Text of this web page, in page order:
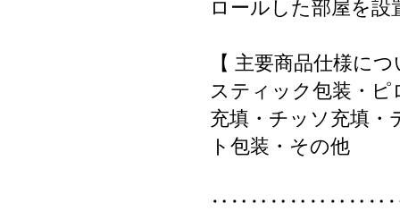
ロールした部屋を
【 主要商品仕様に
スティック包装・ピ
充填・チッソ充填
ト包装・その他